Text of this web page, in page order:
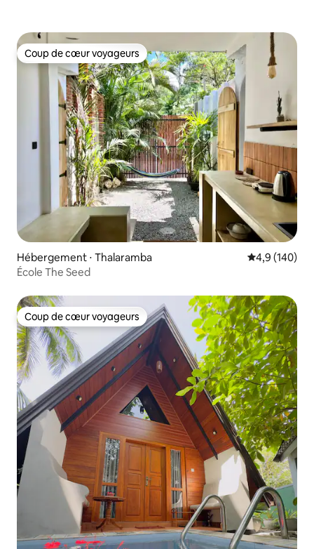
Coup de cœur voyageurs
Coup de cœur voyageurs
Hébergement ⋅ Thalaramba Évaluation
4,9 (140)
École The Seed
Coup de cœur voyageurs
Coup de cœur voyageurs